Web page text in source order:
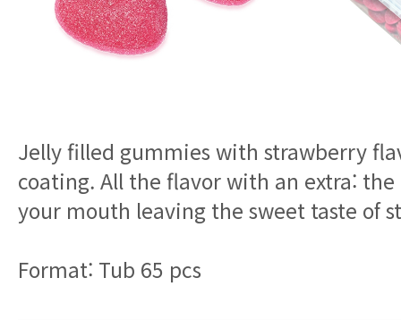
Jelly filled gummies with strawberry
coating. All the flavor with an extra:
your mouth leaving the sweet taste of
Format: Tub 65 pcs